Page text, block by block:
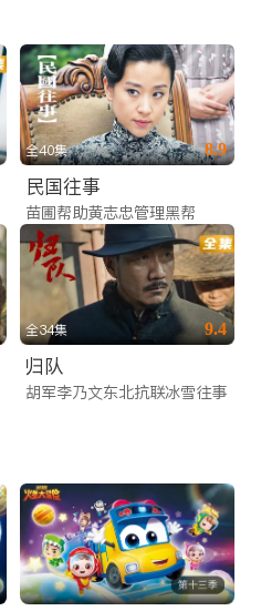
全40集 8.9
民国往事
苗圃帮助黄志忠管理黑帮
全34集 9.4
归队
胡军李乃文东北抗联冰雪往事